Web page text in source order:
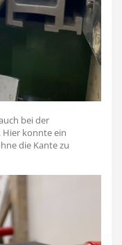
bei der
konnte ein
die Kante zu